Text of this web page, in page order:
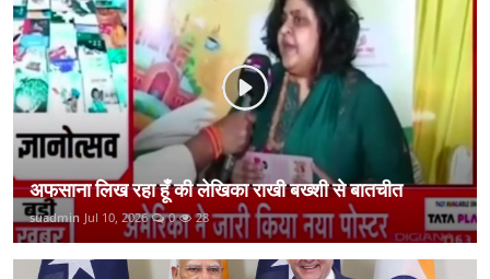
कानून
राजनीति
वीडियो
अफसाना लिख रहा हूँ की लेखिका राखी बख्शी से बातचीत
suadmin Jul 10, 2026 0 28